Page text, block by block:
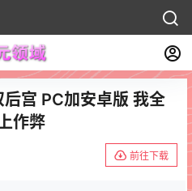
宫 PC加安卓版 我全
作弊
前往下载